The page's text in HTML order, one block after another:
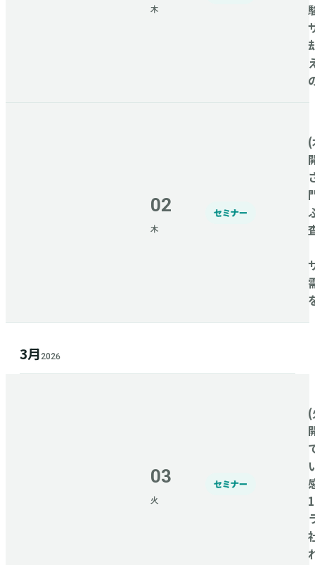
木
02
木
セミナー
3月 2026
03
火
セミナー